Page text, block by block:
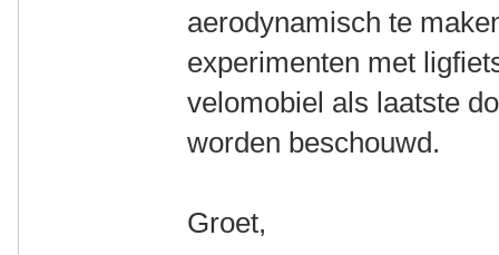
aerodynamisch te
experimenten met
velomobiel als laatste
worden beschouwd.
Groet,